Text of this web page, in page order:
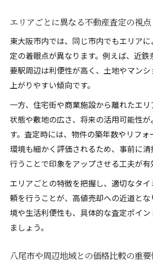
エリアごとに異なる不動産査定の視
東大阪市内では、同じ市内でもエリア
定の着眼点が異なります。例えば、近鉄
要駅周辺は利便性が高く、土地やマン
上がりやすい傾向です。
一方、住宅街や商業施設から離れたエ
状態や敷地の広さ、将来の活用可能性が
す。査定時には、物件の築年数やリフ
環境も細かく評価されるため、事前に
行うことで印象をアップさせる工夫が有
エリアごとの特徴を把握し、適切なタ
頼を行うことが、高値売却への近道と
境や生活利便性も、具体的な査定ポイ
ましょう。
八尾市や周辺地域との価格比較の重要